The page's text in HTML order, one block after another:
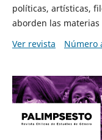
políticas, artísticas,
aborden las
Ver revista
Número